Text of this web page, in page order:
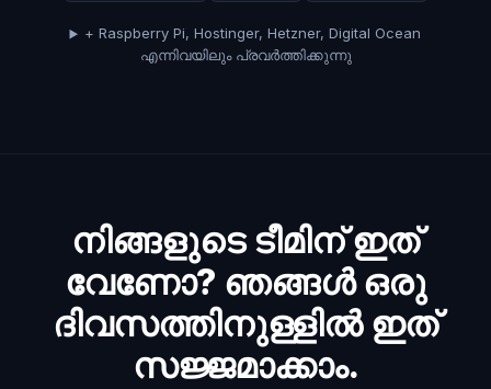
+ Raspberry Pi, Hostinger, Hetzner, Digital Ocean
എന്നിവയിലും പ്രവർത്തിക്കുന്നു
നിങ്ങളുടെ ടീമിന് ഇത്
വേണോ? ഞങ്ങൾ ഒരു
ദിവസത്തിനുള്ളിൽ ഇത്
സജ്ജമാക്കാം.